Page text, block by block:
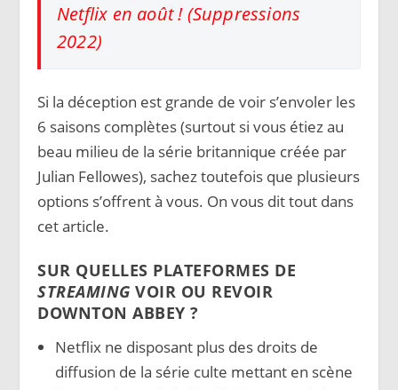
Netflix en août ! (Suppressions
2022)
Si la déception est grande de voir s’envoler les
6 saisons complètes (surtout si vous étiez au
beau milieu de la série britannique créée par
Julian Fellowes), sachez toutefois que plusieurs
options s’offrent à vous. On vous dit tout dans
cet article.
SUR QUELLES PLATEFORMES DE
STREAMING VOIR OU REVOIR
DOWNTON ABBEY ?
Netflix ne disposant plus des droits de
diffusion de la série culte mettant en scène